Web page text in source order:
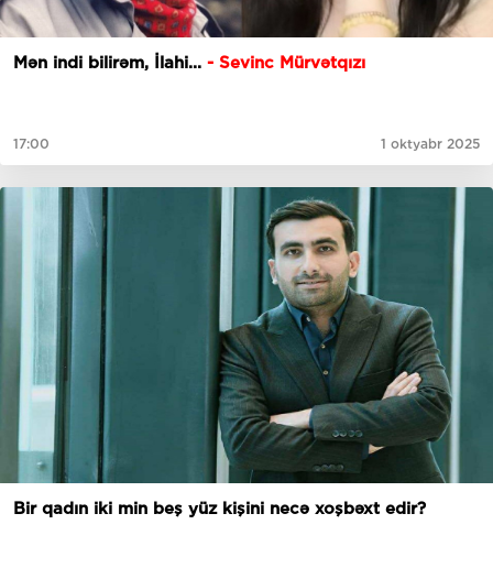
Mən indi bilirəm, İlahi... - Sevinc Mürvətqızı
17:00 1 oktyabr 2025
Bir qadın iki min beş yüz kişini necə xoşbəxt edir?